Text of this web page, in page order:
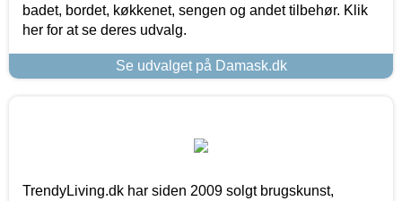
badet, bordet, køkkenet, sengen og andet tilbehør. Klik
her for at se deres udvalg.
Se udvalget på Damask.dk
TrendyLiving.dk har siden 2009 solgt brugskunst,